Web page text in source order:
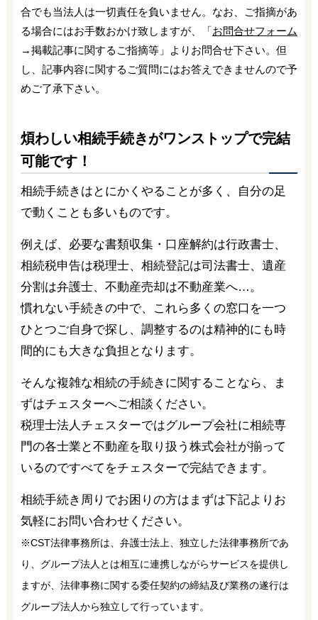
合でも当法人は一切責任を負いません。なお、ご指摘があ
る場合にはお手数おかけ致しますが、「お問合せフォーム
→掲載記事に関するご指摘等」よりお問合せ下さい。但
し、記事内容に関するご質問にはお答えできませんので予
めご了承下さい。
煩わしい相続手続きがワンストップで完結
可能です！
相続手続きはとにかくやることが多く、自分の足
で動くことも多いものです。
例えば、必要な書類収集・口座解約は行政書士、
相続税申告は税理士、相続登記は司法書士、遺産
分割は弁護士、不動産売却は不動産業へ…。
慣れない手続きの中で、これら多くの窓口を一つ
ひとつご自身で探し、調整するのは精神的にも時
間的にも大きな負担となります。
そんな複雑な相続の手続きに関することなら、ま
ずはチェスターへご相談ください。
税理士法人チェスターではグループ会社に相続専
門の各士業と不動産を取り扱う株式会社が揃って
いるのですべてをチェスターで完結できます。
相続手続き周りでお困りの方はまずは下記よりお
気軽にお問い合わせください。
※CST法律事務所は、弁護士法上、独立した法律事務所であ
り、グループ法人とは相互に連携しながらサービスを提供し
ますが、法律事務に関する委任契約の締結及び業務の遂行は
グループ法人から独立して行っています。